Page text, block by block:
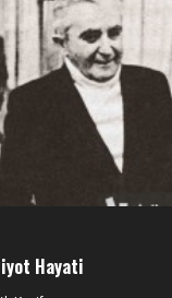
Hayati